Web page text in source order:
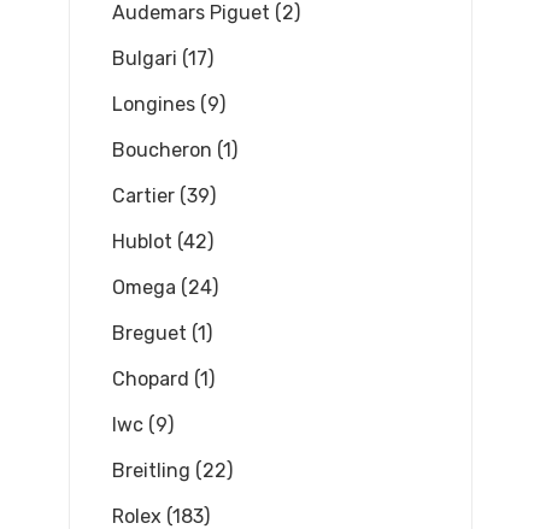
Audemars Piguet (2)
Bulgari (17)
Longines (9)
Boucheron (1)
Cartier (39)
Hublot (42)
Omega (24)
Breguet (1)
Chopard (1)
Iwc (9)
Breitling (22)
Rolex (183)